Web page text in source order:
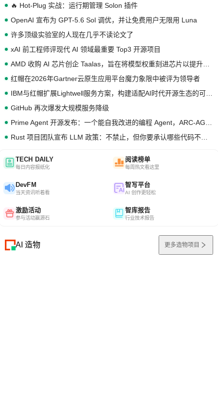
🔥 Hot-Plug 实战：运行期管理 Solon 插件
OpenAI 宣布为 GPT-5.6 Sol 调优，并让免费用户无限用 Luna
许多顶级实验室的人现在几乎不读论文了
xAI 前工程师评现代 AI 领域最重要 Top3 开源项目
红帽在2026年Gartner云原生应用平台魔力象限中被评为领导者
GitHub 再次爆发大规模服务降级
TECH DAILY
每日内容报纸化
阅读榜单
每周热文看这里
DevFM
当天资讯听着看
智写平台
AI 创作更轻松
激励活动
参与活动赢源石
智库报告
行业技术报告
AI 造物 更多造物项目